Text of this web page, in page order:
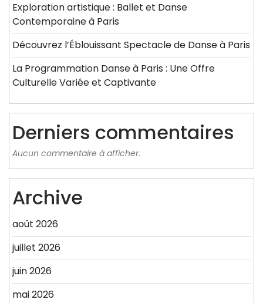
Exploration artistique : Ballet et Danse
Contemporaine à Paris
Découvrez l’Éblouissant Spectacle de Danse à Paris
La Programmation Danse à Paris : Une Offre
Culturelle Variée et Captivante
Derniers commentaires
Aucun commentaire à afficher.
Archive
août 2026
juillet 2026
juin 2026
mai 2026